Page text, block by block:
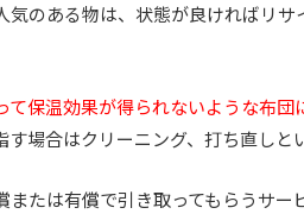
気のある物は、状態が良ければリ
て保温効果が得られないような布
す場合はクリーニング、打ち直し
または有償で引き取ってもらうサ